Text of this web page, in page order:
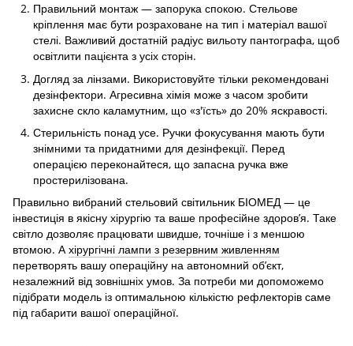
Правильний монтаж — запорука спокою. Стельове
кріплення має бути розраховане на тип і матеріал вашої
стелі. Важливий достатній радіус вильоту пантографа, щоб
освітлити пацієнта з усіх сторін.
Догляд за лінзами. Використовуйте тільки рекомендовані
дезінфектори. Агресивна хімія може з часом зробити
захисне скло каламутним, що «з'їсть» до 20% яскравості.
Стерильність понад усе. Ручки фокусування мають бути
знімними та придатними для дезінфекції. Перед
операцією переконайтеся, що запасна ручка вже
простерилізована.
Правильно вибраний стельовий світильник БІОМЕД — це
інвестиція в якісну хірургію та ваше професійне здоров’я. Таке
світло дозволяє працювати швидше, точніше і з меншою
втомою. Ахірургічні лампи з резервним живленням
перетворять вашу операційну на автономний об’єкт,
незалежний від зовнішніх умов. За потреби ми допоможемо
підібрати модель із оптимальною кількістю рефлекторів саме
під габарити вашої операційної.